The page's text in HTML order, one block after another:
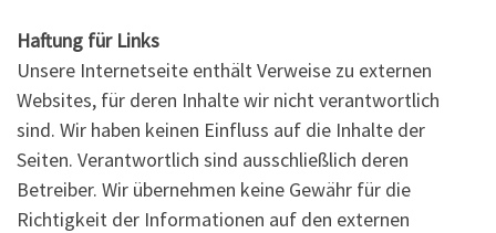
Haftung für Links
Unsere Internetseite enthält Verweise zu externen
Websites, für deren Inhalte wir nicht verantwortlich
sind. Wir haben keinen Einfluss auf die Inhalte der
Seiten. Verantwortlich sind ausschließlich deren
Betreiber. Wir übernehmen keine Gewähr für die
Richtigkeit der Informationen auf den externen